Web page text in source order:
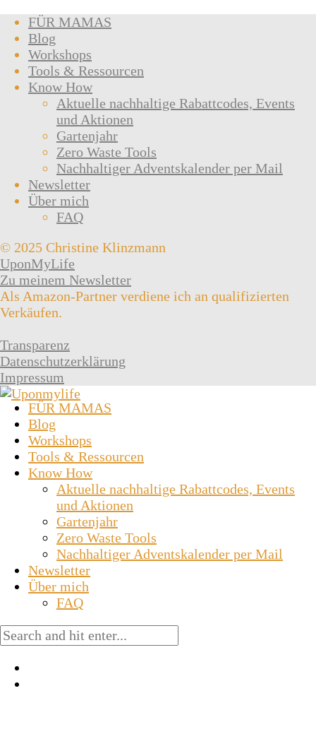
FÜR MAMAS
Blog
Workshops
Tools & Ressourcen
Know How
Aktuelle nachhaltige Rabattcodes, Events
und Aktionen
Gartenjahr
Zero Waste Tools
Nachhaltiger Adventskalender per Mail
Newsletter
Über mich
FAQ
© 2025 Christine Klinzmann
UponMyLife
Zu meinem Newsletter
Als Amazon-Partner verdiene ich an qualifizierten
Verkäufen.
Transparenz
Datenschutzerklärung
Impressum
FÜR MAMAS
Blog
Workshops
Tools & Ressourcen
Know How
Aktuelle nachhaltige Rabattcodes, Events
und Aktionen
Gartenjahr
Zero Waste Tools
Nachhaltiger Adventskalender per Mail
Newsletter
Über mich
FAQ